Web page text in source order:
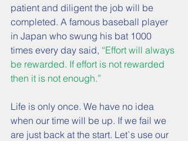
patient and diligent the job will be
completed. A famous baseball player
in Japan who swung his bat 1000
times every day said, “Effort will always
be rewarded. If effort is not rewarded
then it is not enough.”
Life is only once. We have no idea
when our time will be up. If we fail we
are just back at the start. Let`s use our